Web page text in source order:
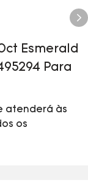
Esmerald
Para
atenderá às
os